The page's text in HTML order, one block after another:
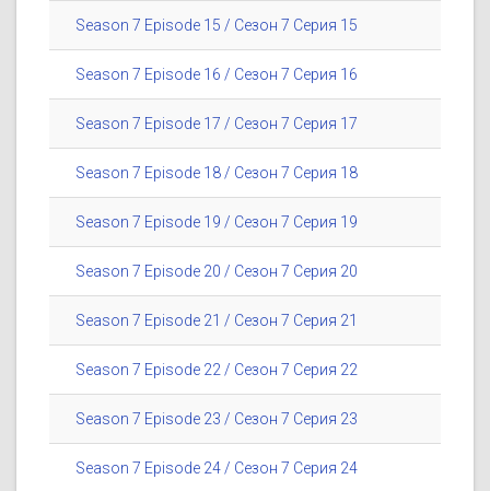
Season 7 Episode 15 / Сезон 7 Серия 15
Season 7 Episode 16 / Сезон 7 Серия 16
Season 7 Episode 17 / Сезон 7 Серия 17
Season 7 Episode 18 / Сезон 7 Серия 18
Season 7 Episode 19 / Сезон 7 Серия 19
Season 7 Episode 20 / Сезон 7 Серия 20
Season 7 Episode 21 / Сезон 7 Серия 21
Season 7 Episode 22 / Сезон 7 Серия 22
Season 7 Episode 23 / Сезон 7 Серия 23
Season 7 Episode 24 / Сезон 7 Серия 24